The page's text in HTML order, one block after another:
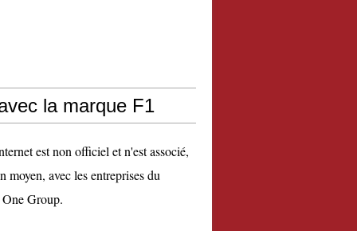
la marque F1
est non officiel et n'est associé,
moyen, avec les entreprises du
Group.